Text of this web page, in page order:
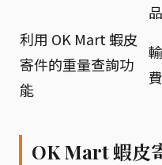
利用 OK Mart 蝦皮
寄件的重量查詢功
能
OK Mart 蝦皮